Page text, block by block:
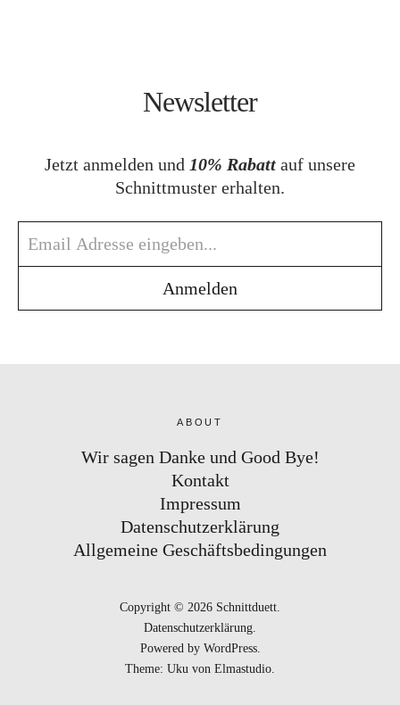
Newsletter
Jetzt anmelden und 10% Rabatt auf unsere
Schnittmuster erhalten.
ABOUT
Wir sagen Danke und Good Bye!
Kontakt
Impressum
Datenschutzerklärung
Allgemeine Geschäftsbedingungen
Copyright © 2026 Schnittduett
Datenschutzerklärung
Powered by WordPress
Theme: Uku von Elmastudio